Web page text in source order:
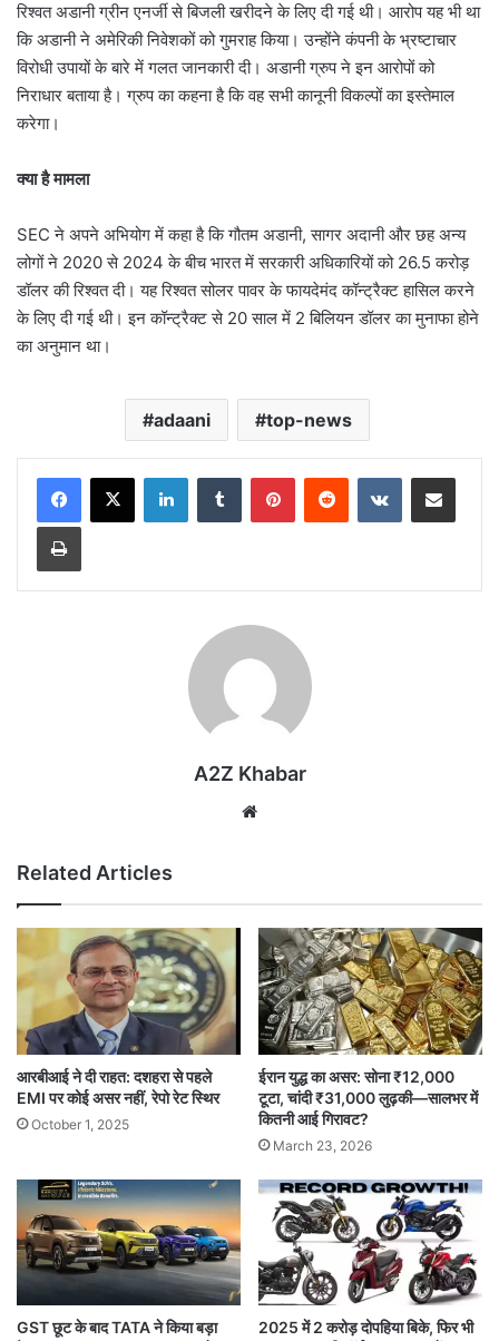
रिश्वत अडानी ग्रीन एनर्जी से बिजली खरीदने के लिए दी गई थी। आरोप यह भी था
कि अडानी ने अमेरिकी निवेशकों को गुमराह किया। उन्होंने कंपनी के भ्रष्टाचार
विरोधी उपायों के बारे में गलत जानकारी दी। अडानी ग्रुप ने इन आरोपों को
निराधार बताया है। ग्रुप का कहना है कि वह सभी कानूनी विकल्पों का इस्तेमाल
करेगा।
क्या है मामला
SEC ने अपने अभियोग में कहा है कि गौतम अडानी, सागर अदानी और छह अन्य
लोगों ने 2020 से 2024 के बीच भारत में सरकारी अधिकारियों को 26.5 करोड़
डॉलर की रिश्वत दी। यह रिश्वत सोलर पावर के फायदेमंद कॉन्ट्रैक्ट हासिल करने
के लिए दी गई थी। इन कॉन्ट्रैक्ट से 20 साल में 2 बिलियन डॉलर का मुनाफा होने
का अनुमान था।
adaani top-news
LinkedInTumblr PinterestReddit VKontakteShare via Email
Print
A2Z Khabar
Related Articles
आरबीआई ने दी राहत: दशहरा से पहले
EMI पर कोई असर नहीं, रेपो रेट स्थिर
October 1, 2025
ईरान युद्ध का असर: सोना ₹12,000
टूटा, चांदी ₹31,000 लुढ़की—सालभर में
कितनी आई गिरावट?
March 23, 2026
GST छूट के बाद TATA ने किया बड़ा
2025 में 2 करोड़ दोपहिया बिके, फिर भी